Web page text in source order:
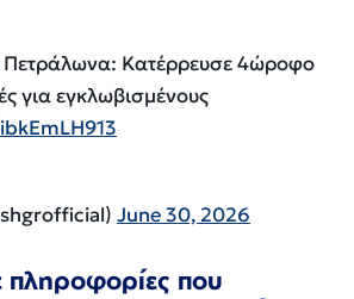
Πετράλωνα: Κατέρρευσε 4ώροφο
για εγκλωβισμένους
June 30, 2026
που